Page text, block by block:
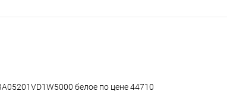
белое по цене 44710